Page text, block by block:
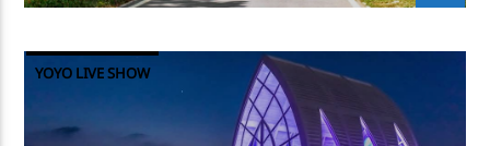
YOYO LIVE SHOW